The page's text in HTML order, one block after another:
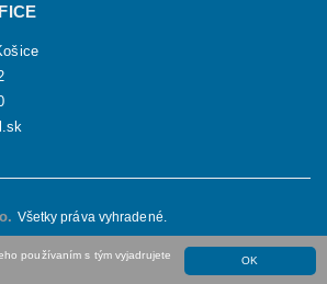
OK
používaním s tým vyjadrujete
Všetky práva vyhradené.